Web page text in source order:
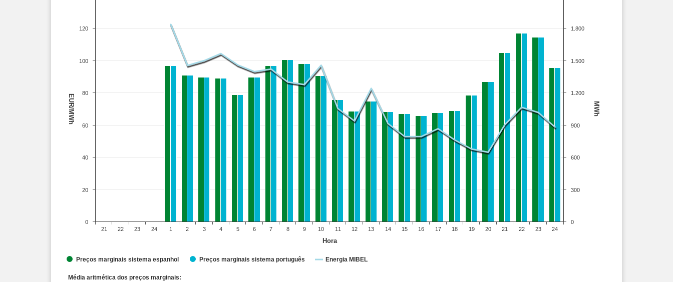
Hora
MWh
EUR/MWh
Média aritmética dos preços marginais:
Preços marginais sistema espanhol Preços marginais sistema português Energia MIBEL
21 22 23 24 1 2 3 4 5 6 7 8 9 10 11 12 13 14 15 16 17 18 19 20 21 22 23 24
0
300
600
900
1.200
1.500
1.800
0
20
40
60
80
100
120